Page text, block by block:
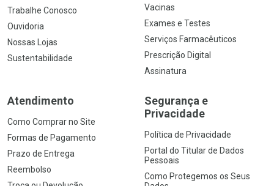
Trabalhe Conosco
Ouvidoria
Nossas Lojas
Sustentabilidade
Vacinas
Exames e Testes
Serviços Farmacêuticos
Prescrição Digital
Assinatura
Atendimento
Como Comprar no Site
Formas de Pagamento
Prazo de Entrega
Reembolso
Segurança e
Privacidade
Política de Privacidade
Portal do Titular de Dados
Pessoais
Como Protegemos os Seus